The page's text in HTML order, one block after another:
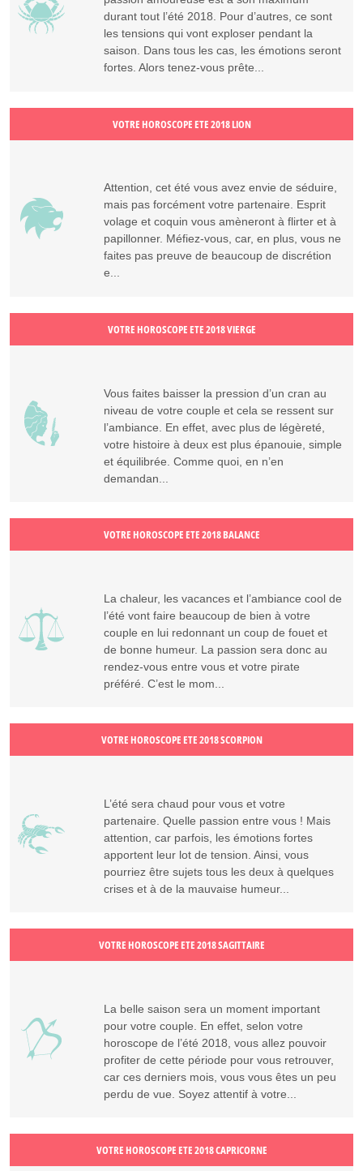
durant tout l’été 2018. Pour d’autres, ce sont
les tensions qui vont exploser pendant la
saison. Dans tous les cas, les émotions seront
fortes. Alors tenez-vous prête...
VOTRE HOROSCOPE ETE 2018 LION
Attention, cet été vous avez envie de séduire,
mais pas forcément votre partenaire. Esprit
volage et coquin vous amèneront à flirter et à
papillonner. Méfiez-vous, car, en plus, vous ne
faites pas preuve de beaucoup de discrétion
e...
VOTRE HOROSCOPE ETE 2018 VIERGE
Vous faites baisser la pression d’un cran au
niveau de votre couple et cela se ressent sur
l’ambiance. En effet, avec plus de légèreté,
votre histoire à deux est plus épanouie, simple
et équilibrée. Comme quoi, en n’en
demandan...
VOTRE HOROSCOPE ETE 2018 BALANCE
La chaleur, les vacances et l’ambiance cool de
l’été vont faire beaucoup de bien à votre
couple en lui redonnant un coup de fouet et
de bonne humeur. La passion sera donc au
rendez-vous entre vous et votre pirate
préféré. C’est le mom...
VOTRE HOROSCOPE ETE 2018 SCORPION
L’été sera chaud pour vous et votre
partenaire. Quelle passion entre vous ! Mais
attention, car parfois, les émotions fortes
apportent leur lot de tension. Ainsi, vous
pourriez être sujets tous les deux à quelques
crises et à de la mauvaise humeur...
VOTRE HOROSCOPE ETE 2018 SAGITTAIRE
La belle saison sera un moment important
pour votre couple. En effet, selon votre
horoscope de l’été 2018, vous allez pouvoir
profiter de cette période pour vous retrouver,
car ces derniers mois, vous vous êtes un peu
perdu de vue. Soyez attentif à votre...
VOTRE HOROSCOPE ETE 2018 CAPRICORNE